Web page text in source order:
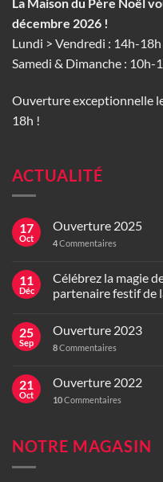
décembre 2026 !
Lundi > Vendredi : 14h-18h
Samedi & Dimanche : 10h-
Ouverture exceptionnelle
18h !
ACTUALITÉ
17
Oct
Ouverture 2025
4Commentaires
11
Déc
Célébrez la magie
partenaire festif de
25
Sep
Ouverture 2023
8Commentaires
21
Oct
Ouverture 2022
10Commentaires
NOTRE MAGASIN